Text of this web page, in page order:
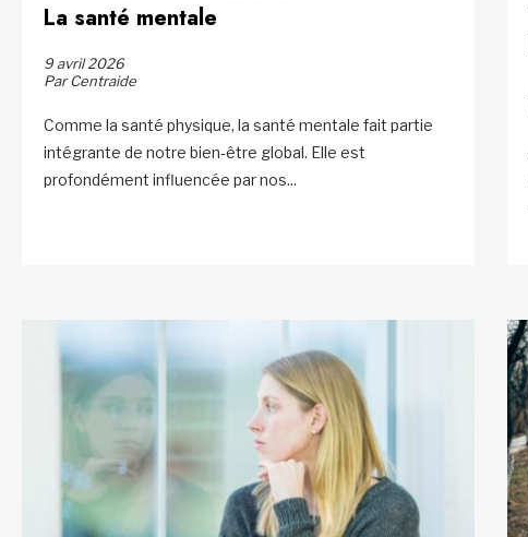
La santé mentale
9 avril 2026
Par Centraide
Comme la santé physique, la santé mentale fait partie
intégrante de notre bien‑être global. Elle est
profondément influencée par nos...